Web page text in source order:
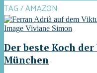
TAG / AMAZON
Der beste Koch
München